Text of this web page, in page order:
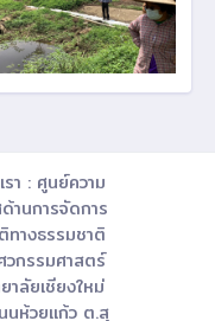
า : ศูนย์ความ
ด้านการจัดการ
างธรรมชาติ
กรรมศาสตร์
าลัยเชียงใหม่
นห้วยแก้ว ต.สุ